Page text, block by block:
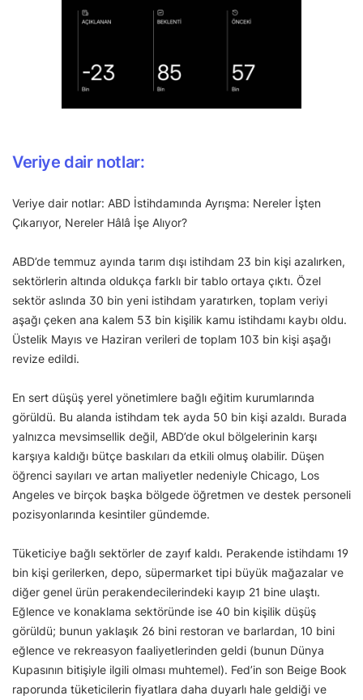
Veriye dair notlar:
Veriye dair notlar: ABD İstihdamında Ayrışma: Nereler İşten
Çıkarıyor, Nereler Hâlâ İşe Alıyor?
ABD’de temmuz ayında tarım dışı istihdam 23 bin kişi azalırken,
sektörlerin altında oldukça farklı bir tablo ortaya çıktı. Özel
sektör aslında 30 bin yeni istihdam yaratırken, toplam veriyi
aşağı çeken ana kalem 53 bin kişilik kamu istihdamı kaybı oldu.
Üstelik Mayıs ve Haziran verileri de toplam 103 bin kişi aşağı
revize edildi.
En sert düşüş yerel yönetimlere bağlı eğitim kurumlarında
görüldü. Bu alanda istihdam tek ayda 50 bin kişi azaldı. Burada
yalnızca mevsimsellik değil, ABD’de okul bölgelerinin karşı
karşıya kaldığı bütçe baskıları da etkili olmuş olabilir. Düşen
öğrenci sayıları ve artan maliyetler nedeniyle Chicago, Los
Angeles ve birçok başka bölgede öğretmen ve destek personeli
pozisyonlarında kesintiler gündemde.
Tüketiciye bağlı sektörler de zayıf kaldı. Perakende istihdamı 19
bin kişi gerilerken, depo, süpermarket tipi büyük mağazalar ve
diğer genel ürün perakendecilerindeki kayıp 21 bine ulaştı.
Eğlence ve konaklama sektöründe ise 40 bin kişilik düşüş
görüldü; bunun yaklaşık 26 bini restoran ve barlardan, 10 bini
eğlence ve rekreasyon faaliyetlerinden geldi (bunun Dünya
Kupasının bitişiyle ilgili olması muhtemel). Fed’in son Beige Book
raporunda tüketicilerin fiyatlara daha duyarlı hale geldiği ve